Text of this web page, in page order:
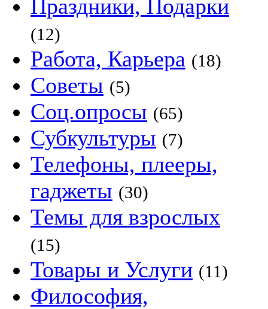
Праздники, Подарки
(12)
Работа, Карьера (18)
Советы (5)
Соц.опросы (65)
Субкультуры (7)
Телефоны, плееры,
гаджеты (30)
Темы для взрослых
(15)
Товары и Услуги (11)
Философия,